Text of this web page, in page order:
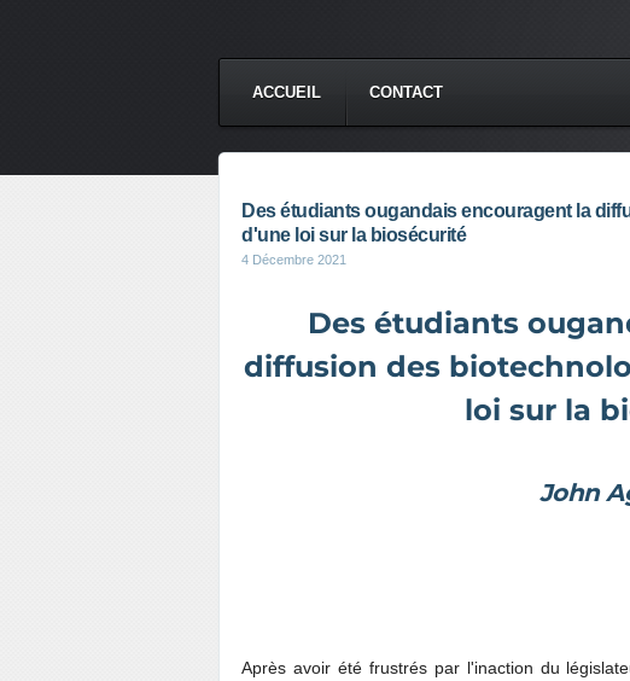
ACCUEIL CONTACT
Des étudiants ougandais encouragent la
d'une loi sur la biosécurité
4 Décembre 2021
Des étudiants
diffusion des
loi sur la
John
Après avoir été frustrés par l'inaction du